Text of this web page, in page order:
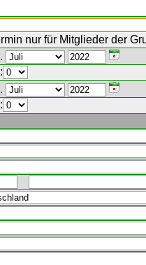
nur für Mitglieder der
.
:
.
: